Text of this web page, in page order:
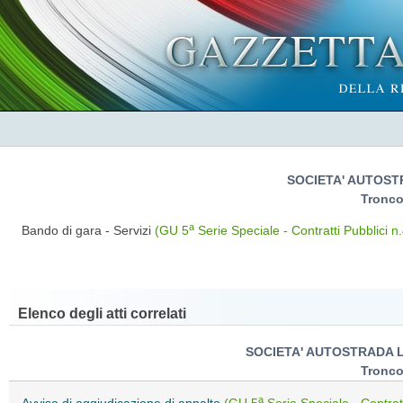
SOCIETA'
Bando di gara - Servizi (GU 5a Serie Speciale - Contratti Pubblici
Elenco degli atti correlati
SOCIETA' AUTOSTRADA
a